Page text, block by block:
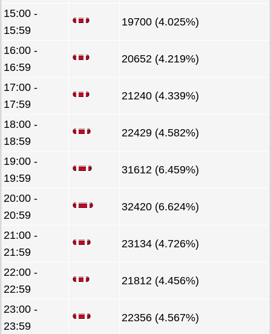
15:00 -
15:59
19700 (4.025%)
16:00 -
16:59
20652 (4.219%)
17:00 -
17:59
21240 (4.339%)
18:00 -
18:59
22429 (4.582%)
19:00 -
19:59
31612 (6.459%)
20:00 -
20:59
32420 (6.624%)
21:00 -
21:59
23134 (4.726%)
22:00 -
22:59
21812 (4.456%)
23:00 -
23:59
22356 (4.567%)